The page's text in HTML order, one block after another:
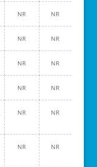
NR NR
NR NR
NR NR
NR NR
NR NR
NR NR